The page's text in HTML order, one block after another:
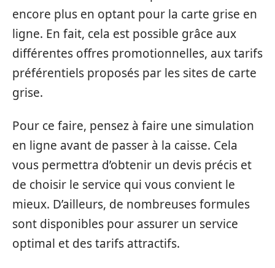
encore plus en optant pour la carte grise en
ligne. En fait, cela est possible grâce aux
différentes offres promotionnelles, aux tarifs
préférentiels proposés par les sites de carte
grise.
Pour ce faire, pensez à faire une simulation
en ligne avant de passer à la caisse. Cela
vous permettra d’obtenir un devis précis et
de choisir le service qui vous convient le
mieux. D’ailleurs, de nombreuses formules
sont disponibles pour assurer un service
optimal et des tarifs attractifs.